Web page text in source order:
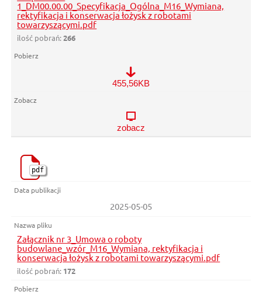
1_DM00.00.00_Specyfikacja_Ogólna_M16_Wymiana,
rektyfikacja i konserwacja łożysk z robotami
towarzyszącymi.pdf
ilość pobrań:266
Załącznik nr 455,56KB
zobacz
pdf
2025-05-05
Załącznik nr 3_Umowa o roboty
budowlane_wzór_M16_Wymiana, rektyfikacja i
konserwacja łożysk z robotami towarzyszącymi.pdf
ilość pobrań: 172